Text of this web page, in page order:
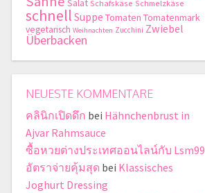
Salat Schafskäse Schmelzkäse
schnell Suppe Tomaten Tomatenmark
vegetarisch Weihnachten Zucchini Zwiebel
Überbacken
NEUESTE KOMMENTARE
คลินิกเปิดดึก bei Hähnchenbrust in
Ajvar Rahmsauce
ซื้อหวยต่างประเทศออนไลน์กับ Lsm99
อัตราจ่ายคุ้มสุด bei Klassisches
Joghurt Dressing